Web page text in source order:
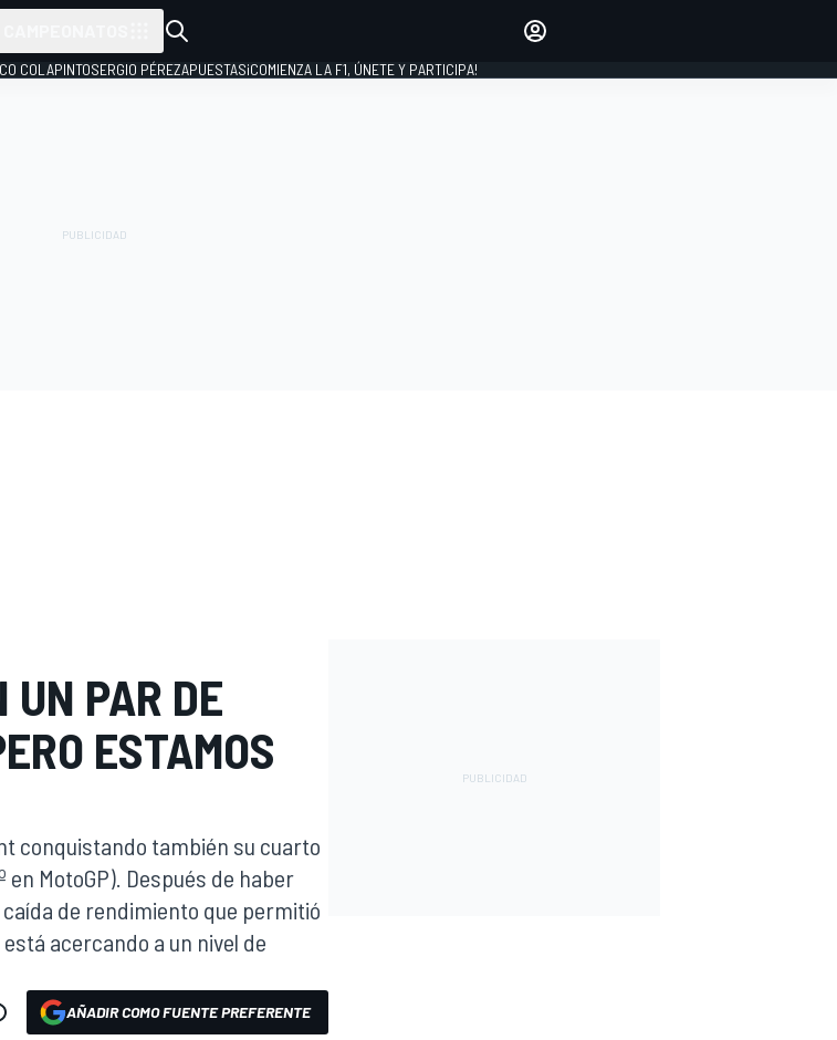
INICIAR SESIÓN
COLAPINTOSERGIO PÉREZAPUESTAS¡COMIENZA LA F1, ÚNETE Y PARTICIPA!
PAR DE
ESTAMOS
conquistando también su cuarto
MotoGP). Después de haber
de rendimiento que permitió
acercando a un nivel de
AÑADIR COMO FUENTE PREFERENTE